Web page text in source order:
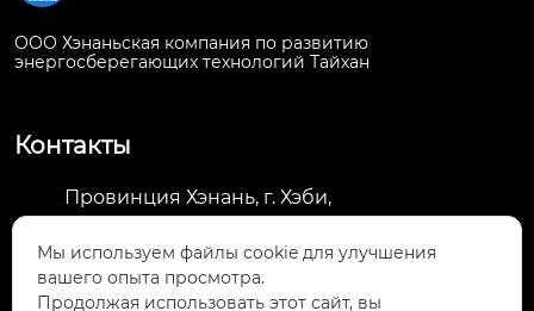
ООО Хэнаньская компания по развитию
энергосберегающих технологий Тайхан
Контакты
Провинция Хэнань, г. Хэби,
городского и сельского развития,
Национальный научно-технологический
Мы используем файлы cookie для улучшения
вашего опыта просмотра.
Продолжая использовать этот сайт, вы